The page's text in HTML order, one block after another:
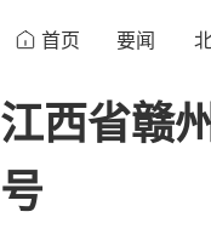
首页 要闻
江西省赣
号